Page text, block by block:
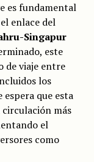
es fundamental
enlace del
Singapur
este
de viaje entre
los
que esta
más
el
como